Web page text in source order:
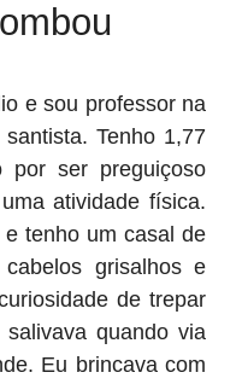
e sou professor na
Tenho 1,77
por ser preguiçoso
atividade física.
tenho um casal de
grisalhos e
de trepar
quando via
Eu brincava com